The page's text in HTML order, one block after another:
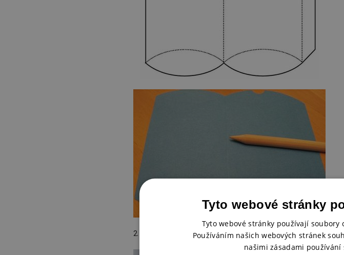
2. Vystřihneme tři, čtyři obdélníčky, jejichž hrany houbičkou/
Tyto webové stránky
Tyto webové stránky používají
Používáním našich webových stránek
našimi zásadami používání